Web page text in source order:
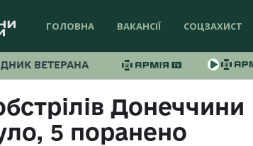
ГОЛОВНА ВАКАНСІЇ СОЦЗАХИСТ
ВЕТЕРАНА
Донеччини
5 поранено